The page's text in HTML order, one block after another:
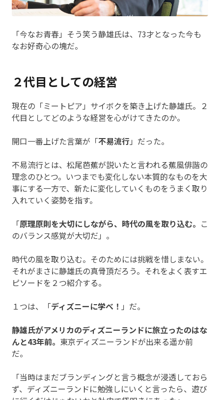
「今なお青春」そう笑う静雄氏は、73才となった今も
なお好奇心の塊だ。
２代目としての経営
現在の「ミートピア」サイボクを築き上げた静雄氏。２
代目としてどのような経営を心がけてきたのか。
開口一番上げた言葉が「不易流行」だった。
不易流行とは、松尾芭蕉が説いたと言われる蕉風俳諧の
理念のひとつ。いつまでも変化しない本質的なものを大
事にする一方で、新たに変化していくものをうまく取り
入れていく姿勢を指す。
「原理原則を大切にしながら、時代の風を取り込む。 こ
のバランス感覚が大切だ」。
時代の風を取り込む。そのためには挑戦を惜しまない。
それがまさに静雄氏の真骨頂だろう。それをよく表すエ
ピソードを２つ紹介する。
１つは、「ディズニーに学べ！ 」だ。
静雄氏がアメリカのディズニーランドに旅立ったのはな
んと43年前。 東京ディズニーランドが出来る遥か前
だ。
「当時はまだブランディングと言う概念が浸透しておら
ず、ディズニーランドに勉強しにいくと言ったら、遊び